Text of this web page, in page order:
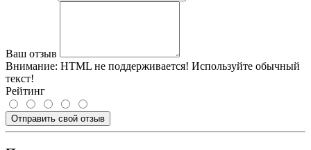
Ваш отзыв
Внимание: HTML не поддерживается! Используйте обычный
текст!
Рейтинг
Отправить свой отзыв